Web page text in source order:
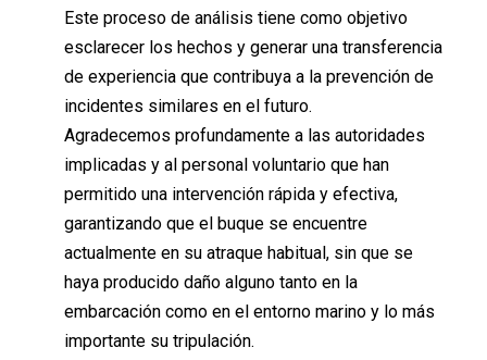
Este proceso de análisis tiene como objetivo
esclarecer los hechos y generar una transferencia
de experiencia que contribuya a la prevención de
incidentes similares en el futuro.
Agradecemos profundamente a las autoridades
implicadas y al personal voluntario que han
permitido una intervención rápida y efectiva,
garantizando que el buque se encuentre
actualmente en su atraque habitual, sin que se
haya producido daño alguno tanto en la
embarcación como en el entorno marino y lo más
importante su tripulación.